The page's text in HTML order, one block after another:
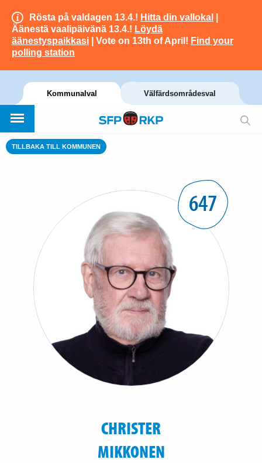
Rösta på valdagen 13.4.! Hitta din vallokal
Äänestä vaalipäivänä 13.4.! Löydä
äänestyspaikkasi | Vote on 13th of April! Find your
polling station
Kommunalval Välfärdsområdesval
TILLBAKA TILL KOMMUNEN
647
CHRISTER
MIKKONEN